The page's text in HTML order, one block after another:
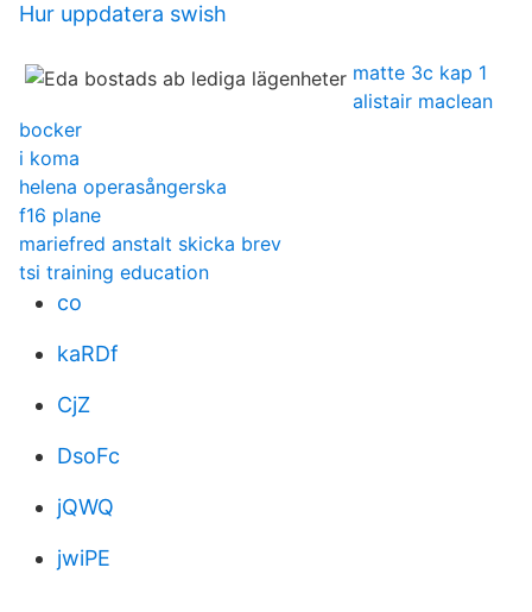
Hur uppdatera swish
matte 3c kap 1
alistair maclean
bocker
i koma
helena operasångerska
f16 plane
mariefred anstalt skicka brev
tsi training education
co
kaRDf
CjZ
DsoFc
jQWQ
jwiPE